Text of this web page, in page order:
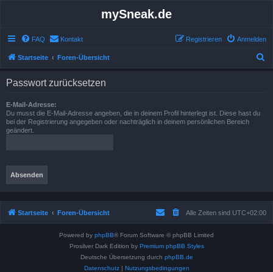
mySneak.de
FAQ Kontakt Anmelden
Registrieren
Startseite Foren-Übersicht
Passwort zurücksetzen
E-Mail-Adresse:
Du musst die E-Mail-Adresse angeben, die in deinem Profil hinterlegt ist. Diese hast du
bei der Registrierung angegeben oder nachträglich in deinem persönlichen Bereich
geändert.
Startseite Foren-Übersicht Alle Zeiten sind UTC+02:00
Powered by phpBB® Forum Software © phpBB Limited
Prosilver Dark Edition by Premium phpBB Styles
Deutsche Übersetzung durch phpBB.de
Datenschutz| Nutzungsbedingungen